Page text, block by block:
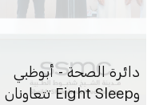
دائرة الصحة - أبوظبي
وEight Sleep تتعاونان